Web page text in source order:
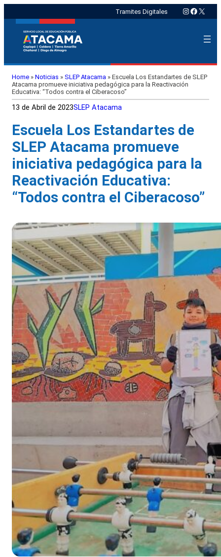
Tramites Digitales Instagram
X
Home » Noticias » SLEP Atacama » Escuela Los Estandartes de SLEP
Atacama promueve iniciativa pedagógica para la Reactivación
Educativa: “Todos contra el Ciberacoso”
13 de Abril de 2023SLEP Atacama
Escuela Los Estandartes de
SLEP Atacama promueve
iniciativa pedagógica para la
Reactivación Educativa:
“Todos contra el Ciberacoso”